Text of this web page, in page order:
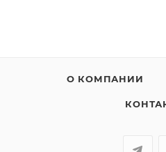
О КОМПАНИИ